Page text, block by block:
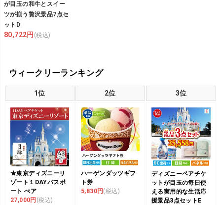
が目玉の和牛とスイー
ツが揃う贅沢景品7点セ
ットD
80,722円 (税込)
ウィークリーランキング
1位 2位 3位
★東京ディズニーリ
ゾート１DAYパスポ
ート ぺア
27,000円 (税込)
ハーゲンダッツギフ
ト券
5,830円 (税込)
ディズニーペアチケ
ットが目玉の毎日使
える実用的な生活応
援景品3点セットE